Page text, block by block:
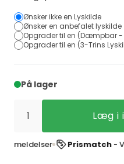
Ønsker ikke en Lyskilde
Ønsker en anbefalet lyskilde
Opgrader til en (Dæmpbar -
Opgrader til en (3-Trins
På lager
Læg i
Prismatch- Vi